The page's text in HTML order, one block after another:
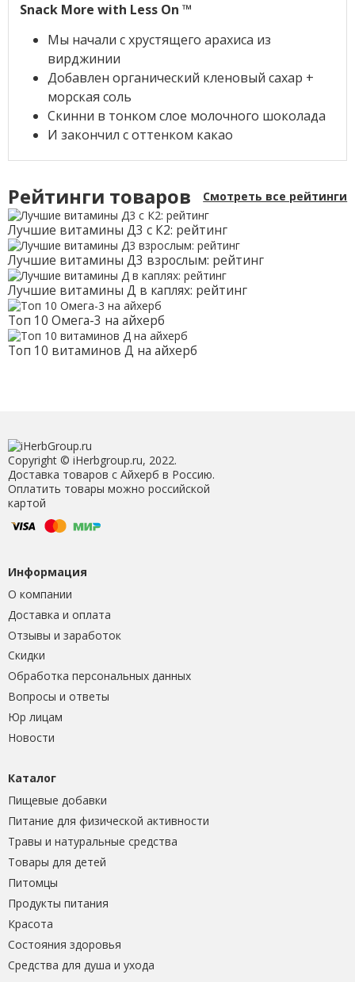
Snack More with Less On ™
Мы начали с хрустящего арахиса из
вирджинии
Добавлен органический кленовый сахар +
морская соль
Скинни в тонком слое молочного шоколада
И закончил с оттенком какао
Рейтинги товаров Смотреть все рейтинги
Лучшие витамины Д3 с К2: рейтинг
Лучшие витамины Д3 взрослым: рейтинг
Лучшие витамины Д в каплях: рейтинг
Топ 10 Омега-3 на айхерб
Топ 10 витаминов Д на айхерб
Copyright © iHerbgroup.ru, 2022.
Доставка товаров с Айхерб в Россию.
Оплатить товары можно российской
картой
Информация
О компании
Доставка и оплата
Отзывы и заработок
Скидки
Обработка персональных данных
Вопросы и ответы
Юр лицам
Новости
Каталог
Пищевые добавки
Питание для физической активности
Травы и натуральные средства
Товары для детей
Питомцы
Продукты питания
Красота
Состояния здоровья
Средства для душа и ухода